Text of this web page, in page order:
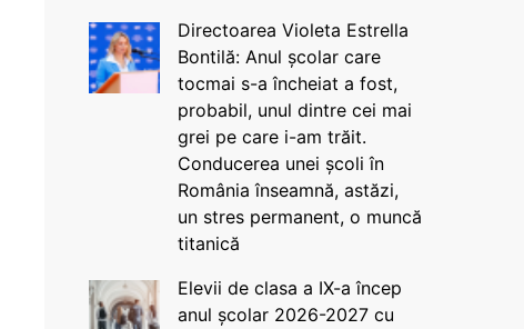
Directoarea Violeta Estrella
Bontilă: Anul școlar care
tocmai s-a încheiat a fost,
probabil, unul dintre cei mai
grei pe care i-am trăit.
Conducerea unei școli în
România înseamnă, astăzi,
un stres permanent, o muncă
titanică
Elevii de clasa a IX-a încep
anul școlar 2026-2027 cu